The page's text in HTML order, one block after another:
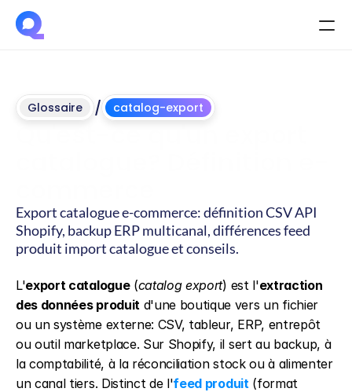
Glossaire / catalog-export
Export catalogue e-commerce: définition CSV API
Shopify, backup ERP multicanal, différences feed
produit import catalogue et conseils.
L'export catalogue (catalog export) est l'extraction
des données produit d'une boutique vers un fichier
ou un système externe: CSV, tableur, ERP, entrepôt
ou outil marketplace. Sur Shopify, il sert au backup, à
la comptabilité, à la réconciliation stock ou à alimenter
un canal tiers. Distinct de l'feed produit (format